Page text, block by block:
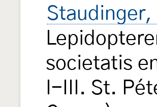
societatis
I-III. St.